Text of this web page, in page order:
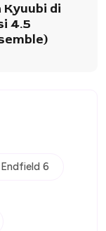
Kyuubi di
4.5
6